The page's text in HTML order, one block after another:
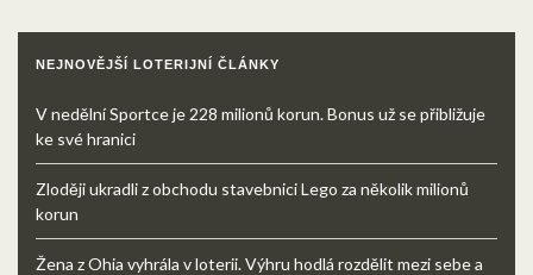
NEJNOVĚJŠÍ LOTERIJNÍ ČLÁNKY
V nedělní Sportce je 228 milionů korun. Bonus už se přibližuje
ke své hranici
Zloději ukradli z obchodu stavebnici Lego za několik milionů
korun
Žena z Ohia vyhrála v loterii. Výhru hodlá rozdělit mezi sebe a